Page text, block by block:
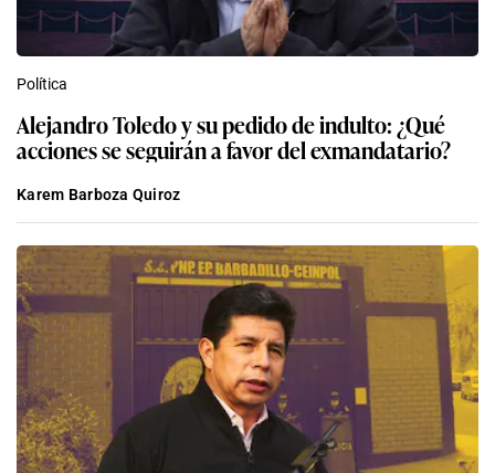
Política
Alejandro Toledo y su pedido de indulto: ¿Qué
acciones se seguirán a favor del exmandatario?
Karem Barboza Quiroz